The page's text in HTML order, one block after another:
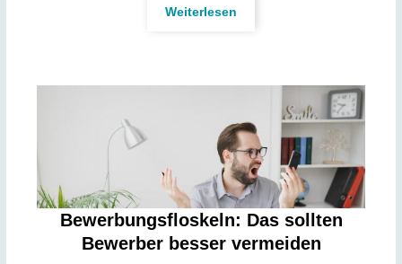
Weiterlesen
Bewerbungsfloskeln: Das sollten
Bewerber besser vermeiden